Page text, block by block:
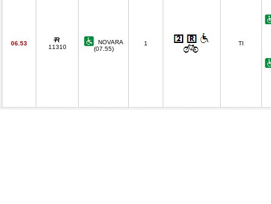
06.53
11310
NOVARA
(07.55)
1 TI